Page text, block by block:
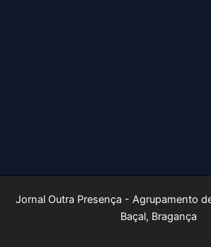
Jornal Outra Presença - Agrupamento
Baçal, Bragança